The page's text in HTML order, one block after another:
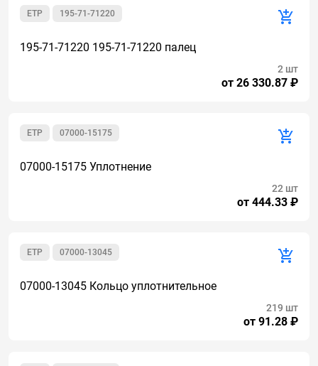
195-71-71220
ETP
195-71-71220 195-71-71220 палец
от 26 330.87 ₽
2 шт
07000-15175
ETP
07000-15175 Уплотнение
от 444.33 ₽
22 шт
07000-13045
ETP
07000-13045 Кольцо уплотнительное
от 91.28 ₽
219 шт